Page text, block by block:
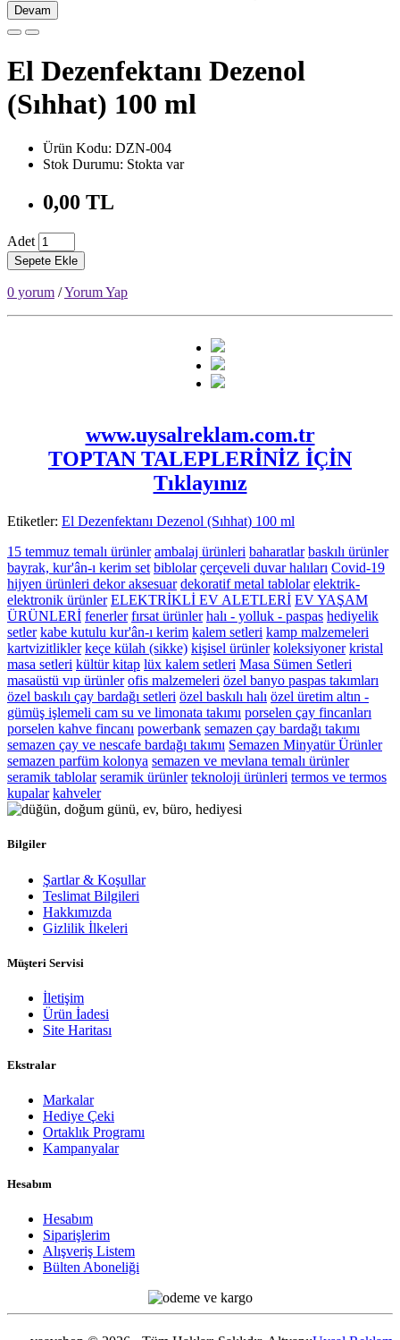
Devam
El Dezenfektanı Dezenol
(Sıhhat) 100 ml
Ürün Kodu: DZN-004
Stok Durumu: Stokta var
0,00 TL
Adet
Sepete Ekle
0 yorum /Yorum Yap
www.uysalreklam.com.tr
TOPTAN TALEPLERİNİZ İÇİN
Tıklayınız
Etiketler: El Dezenfektanı Dezenol (Sıhhat) 100 ml
15 temmuz temalı ürünler ambalaj ürünleri baharatlar baskılı ürünler
bayrak, kur'ân-ı kerim set biblolar çerçeveli duvar halıları Covid-19
hijyen ürünleri dekor aksesuar dekoratif metal tablolar elektrik-
elektronik ürünler ELEKTRİKLİ EV ALETLERİ EV YAŞAM
ÜRÜNLERİ fenerler fırsat ürünler halı - yolluk - paspas hediyelik
setler kabe kutulu kur'ân-ı kerim kalem setleri kamp malzemeleri
kartvizitlikler keçe külah (sikke) kişisel ürünler koleksiyoner kristal
masa setleri kültür kitap lüx kalem setleri Masa Sümen Setleri
masaüstü vıp ürünler ofis malzemeleri özel banyo paspas takımları
özel baskılı çay bardağı setleri özel baskılı halı özel üretim altın -
gümüş işlemeli cam su ve limonata takımı porselen çay fincanları
porselen kahve fincanı powerbank semazen çay bardağı takımı
semazen çay ve nescafe bardağı takımı Semazen Minyatür Ürünler
semazen parfüm kolonya semazen ve mevlana temalı ürünler
seramik tablolar seramik ürünler teknoloji ürünleri termos ve termos
kupalar kahveler
Bilgiler
Şartlar & Koşullar
Teslimat Bilgileri
Hakkımızda
Gizlilik İlkeleri
Müşteri Servisi
İletişim
Ürün İadesi
Site Haritası
Ekstralar
Markalar
Hediye Çeki
Ortaklık Programı
Kampanyalar
Hesabım
Hesabım
Siparişlerim
Alışveriş Listem
Bülten Aboneliği